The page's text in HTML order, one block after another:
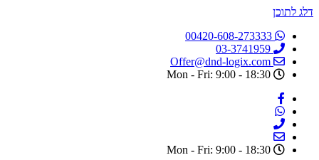
דלג לתוכן
00420-608-273333
03-3741959
Offer@dnd-logix.com
Mon - Fri: 9:00 - 18:30
Mon - Fri: 9:00 - 18:30